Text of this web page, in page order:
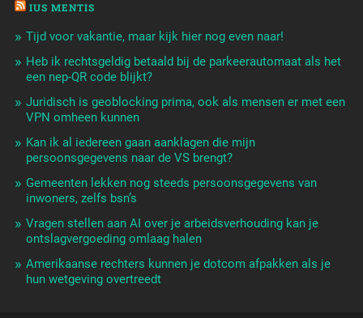
IUS MENTIS
Tijd voor vakantie, maar kijk hier nog even naar!
Heb ik rechtsgeldig betaald bij de parkeerautomaat als het
een nep-QR code blijkt?
Juridisch is geoblocking prima, ook als mensen er met een
VPN omheen kunnen
Kan ik al iedereen gaan aanklagen die mijn
persoonsgegevens naar de VS brengt?
Gemeenten lekken nog steeds persoonsgegevens van
inwoners, zelfs bsn’s
Vragen stellen aan AI over je arbeidsverhouding kan je
ontslagvergoeding omlaag halen
Amerikaanse rechters kunnen je dotcom afpakken als je
hun wetgeving overtreedt